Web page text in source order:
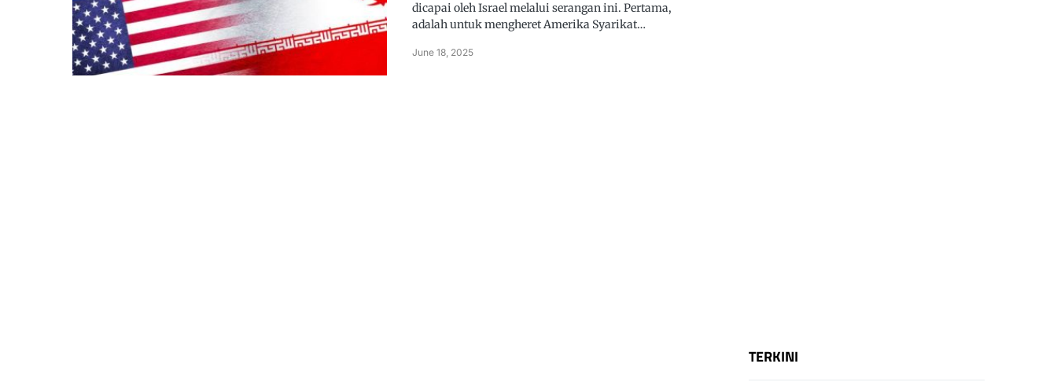
dicapai oleh Israel melalui serangan ini. Pertama,
adalah untuk mengheret Amerika Syarikat…
June 18, 2025
TERKINI